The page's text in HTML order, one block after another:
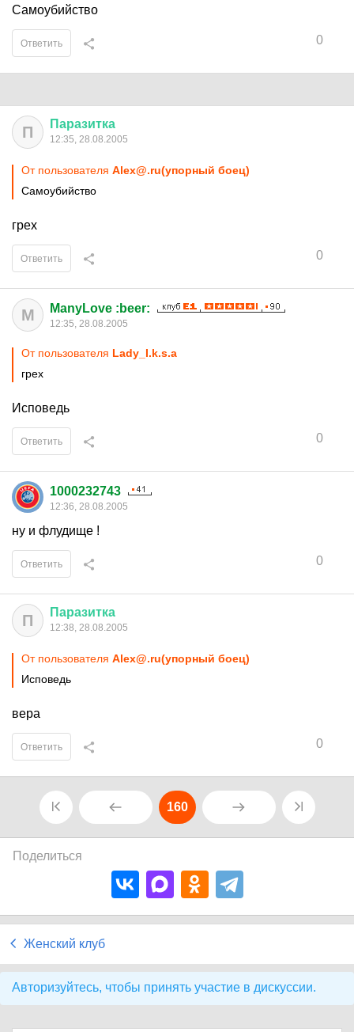
Самоубийство
0
Ответить
П Паразитка
12:35, 28.08.2005
От пользователя Alex@.ru(упорный боец)
Самоубийство
грех
0
Ответить
M ManyLove :beer:
12:35, 28.08.2005
От пользователя Lady_I.k.s.a
грех
Исповедь
0
Ответить
1000232743
12:36, 28.08.2005
ну и флудище !
0
Ответить
П Паразитка
12:38, 28.08.2005
От пользователя Alex@.ru(упорный боец)
Исповедь
вера
0
Ответить
160
Поделиться
Женский клуб
Авторизуйтесь, чтобы принять участие в дискуссии.